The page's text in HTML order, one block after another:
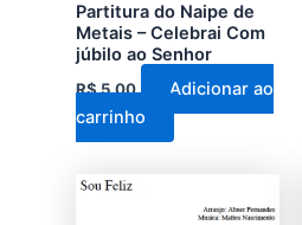
Partitura do Naipe de
Metais – Celebrai Com
júbilo ao Senhor
R$5,00
Adicionar ao
carrinho